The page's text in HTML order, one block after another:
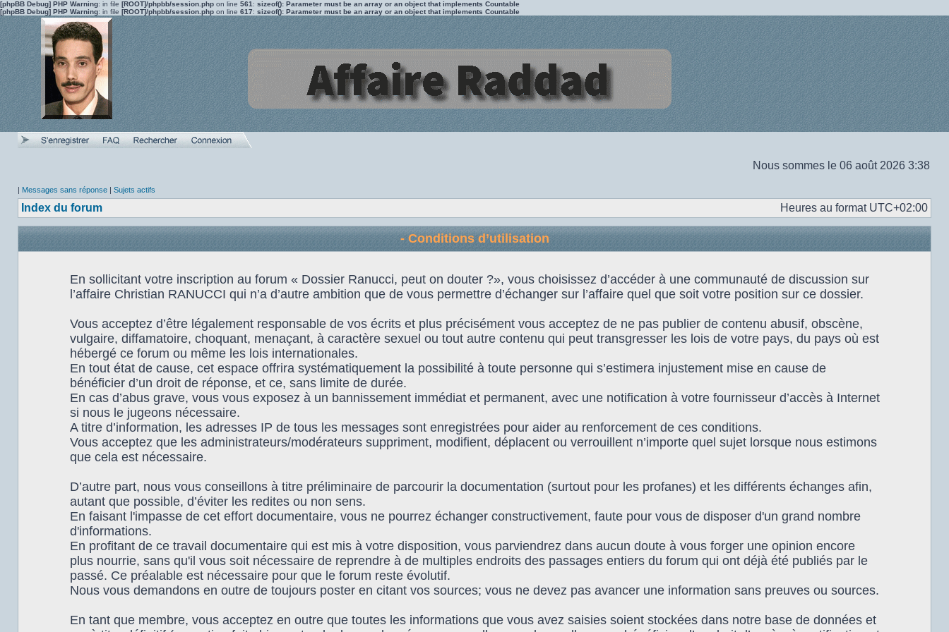
[phpBB Debug] PHP Warning: in file [ROOT]/phpbb/session.php on line 561 : sizeof(): Parameter must be an array or an object that implements Countable
[phpBB Debug] PHP Warning: in file [ROOT]/phpbb/session.php on line 617: sizeof(): Parameter must be an array or an object that implements Countable
Nous sommes le 06 août 2026 3:38
| Messages sans réponse | Sujets actifs
Index du forum Heures au format UTC+02:00
- Conditions d’utilisation
En sollicitant votre inscription au forum « Dossier Ranucci, peut on douter ?», vous choisissez d’accéder à une communauté de discussion sur
l’affaire Christian RANUCCI qui n’a d’autre ambition que de vous permettre d’échanger sur l’affaire quel que soit votre position sur ce dossier.
Vous acceptez d’être légalement responsable de vos écrits et plus précisément vous acceptez de ne pas publier de contenu abusif, obscène,
vulgaire, diffamatoire, choquant, menaçant, à caractère sexuel ou tout autre contenu qui peut transgresser les lois de votre pays, du pays où est
hébergé ce forum ou même les lois internationales.
En tout état de cause, cet espace offrira systématiquement la possibilité à toute personne qui s’estimera injustement mise en cause de
bénéficier d’un droit de réponse, et ce, sans limite de durée.
En cas d’abus grave, vous vous exposez à un bannissement immédiat et permanent, avec une notification à votre fournisseur d’accès à Internet
si nous le jugeons nécessaire.
A titre d’information, les adresses IP de tous les messages sont enregistrées pour aider au renforcement de ces conditions.
Vous acceptez que les administrateurs/modérateurs suppriment, modifient, déplacent ou verrouillent n’importe quel sujet lorsque nous estimons
que cela est nécessaire.
D’autre part, nous vous conseillons à titre préliminaire de parcourir la documentation (surtout pour les profanes) et les différents échanges afin,
autant que possible, d’éviter les redites ou non sens.
En faisant l'impasse de cet effort documentaire, vous ne pourrez échanger constructivement, faute pour vous de disposer d'un grand nombre
d'informations.
En profitant de ce travail documentaire qui est mis à votre disposition, vous parviendrez dans aucun doute à vous forger une opinion encore
plus nourrie, sans qu'il vous soit nécessaire de reprendre à de multiples endroits des passages entiers du forum qui ont déjà été publiés par le
passé. Ce préalable est nécessaire pour que le forum reste évolutif.
Nous vous demandons en outre de toujours poster en citant vos sources; vous ne devez pas avancer une information sans preuves ou sources.
En tant que membre, vous acceptez en outre que toutes les informations que vous avez saisies soient stockées dans notre base de données et